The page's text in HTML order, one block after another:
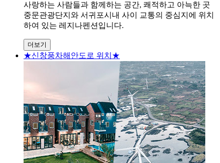
사랑하는 사람들과 함께하는 공간, 쾌적하고 아늑한 곳
중문관광단지와 서귀포시내 사이 교통의 중심지에 위치
하여 있는 레지나펜션입니다.
더보기
★신창풍차해안도로 위치★